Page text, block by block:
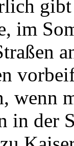
im
wenn
in der